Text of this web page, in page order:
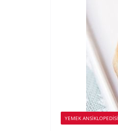
YEMEK ANSİKLOPEDİSİ